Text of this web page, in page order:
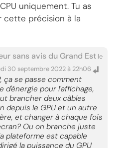
uniquement. Tu as
cette précision à la
sans avis du Grand Est le
30 septembre 2022 à 22h06
ça se passe comment
d'énergie pour l'affichage,
brancher deux câbles
depuis le GPU et un autre
et changer à chaque fois
Ou on branche juste
plateforme est capable
la puissance du GPU